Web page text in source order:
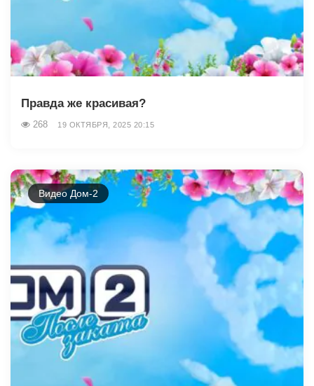
Правда же красивая?
268 19 ОКТЯБРЯ, 2025 20:15
Видео Дом-2